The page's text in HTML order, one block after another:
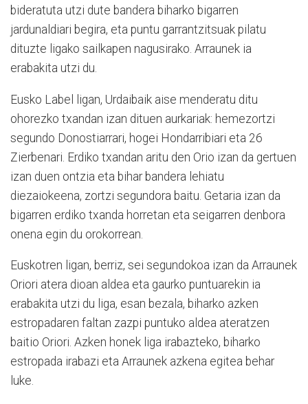
bideratuta utzi dute bandera biharko bigarren
jardunaldiari begira, eta puntu garrantzitsuak pilatu
dituzte ligako sailkapen nagusirako. Arraunek ia
erabakita utzi du.
Eusko Label ligan, Urdaibaik aise menderatu ditu
ohorezko txandan izan dituen aurkariak: hemezortzi
segundo Donostiarrari, hogei Hondarribiari eta 26
Zierbenari. Erdiko txandan aritu den Orio izan da gertuen
izan duen ontzia eta bihar bandera lehiatu
diezaiokeena, zortzi segundora baitu. Getaria izan da
bigarren erdiko txanda horretan eta seigarren denbora
onena egin du orokorrean.
Euskotren ligan, berriz, sei segundokoa izan da Arraunek
Oriori atera dioan aldea eta gaurko puntuarekin ia
erabakita utzi du liga, esan bezala, biharko azken
estropadaren faltan zazpi puntuko aldea ateratzen
baitio Oriori. Azken honek liga irabazteko, biharko
estropada irabazi eta Arraunek azkena egitea behar
luke.